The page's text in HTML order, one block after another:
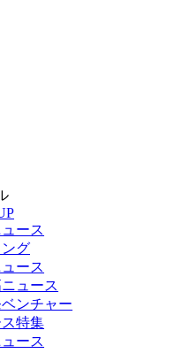
ース
グ
ース
ュース
ンチャー
特集
ース